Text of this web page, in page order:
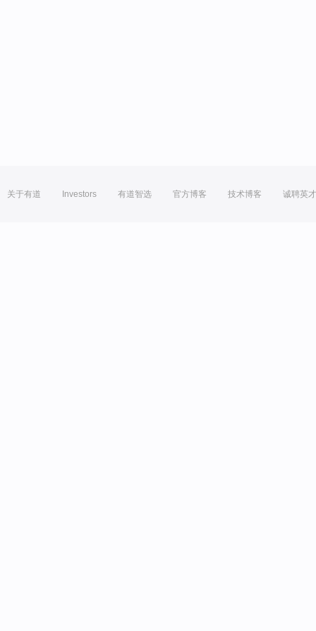
关于有道 Investors 有道智选 官方博客 技术博客 诚聘英才